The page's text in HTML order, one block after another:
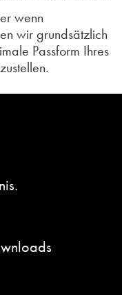
wenn
wir grundsätzlich
Passform Ihres